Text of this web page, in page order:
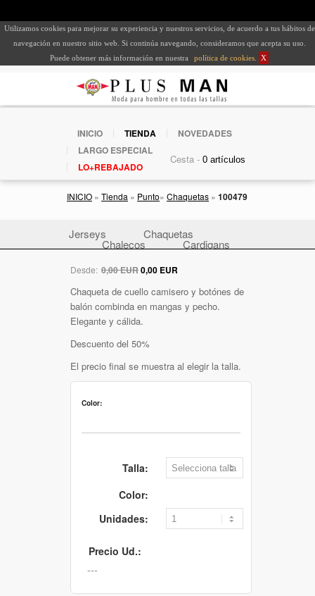
Utilizamos cookies para mejorar su experiencia y nuestros servicios, de acuerdo a tus hábitos de
navegación en nuestro sitio web. Si continúa navegando, consideramos que acepta su uso.
Puede obtener más información en nuestra
política de cookies X
INICIO TIENDA
NOVEDADES
LARGO ESPECIAL
LO+REBAJADO
Cesta -
INICIO » Tienda » Punto» Chaquetas » 100479
Jerseys Chaquetas
Chalecos Cardigans
Desde: 0,00 EUR0,00 EUR
Chaqueta de cuello camisero y botónes de
balón combinda en mangas y pecho.
Elegante y cálida.
Descuento del 50%
El precio final se muestra al elegir la talla.
Color:
Talla:
Color:
Unidades:
Precio Ud.: